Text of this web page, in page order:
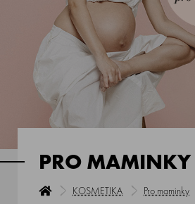
PRO MAMINKY
KOSMETIKA Pro maminky